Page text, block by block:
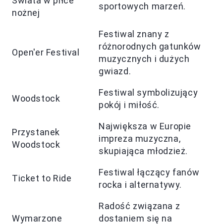
nożnej
sportowych marzeń.
Open'er Festival
Festiwal znany z
różnorodnych gatunków
muzycznych i dużych
gwiazd.
Woodstock
Festiwal symbolizujący
pokój i miłość.
Przystanek
Woodstock
Największa w Europie
impreza muzyczna,
skupiająca młodzież.
Ticket to Ride
Festiwal łączący fanów
rocka i alternatywy.
Wymarzone
Radość związana z
dostaniem się na